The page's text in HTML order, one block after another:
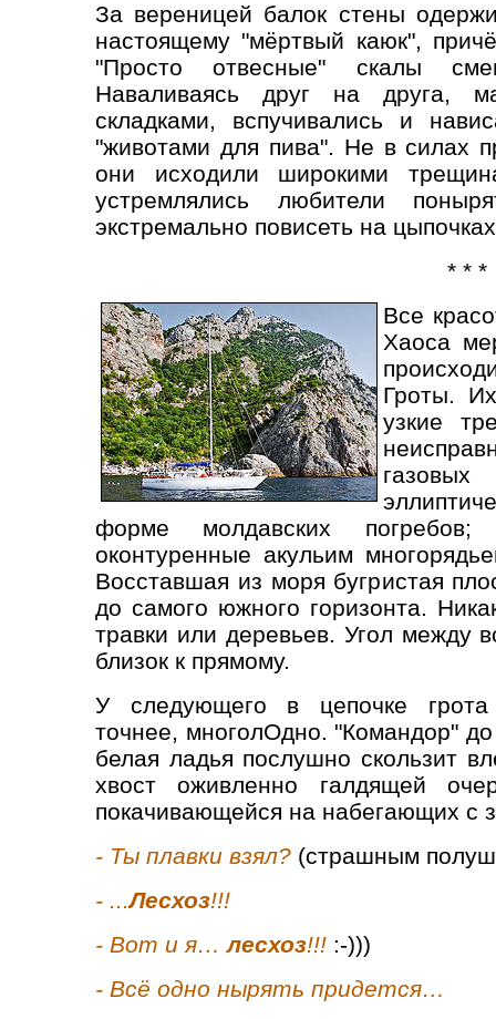
За вереницей балок стены
настоящему "мёртвый каюк",
"Просто отвесные" скалы
Наваливаясь друг на друга,
складками, вспучивались и
"животами для пива". Не в силах
они исходили широкими
устремлялись любители
экстремально повисеть на
* * *
Все
Хаоса
Гроты.
узкие
форме молдавских
оконтуренные акульим
Восставшая из моря бугристая
до самого южного горизонта.
травки или деревьев. Угол между
близок к прямому.
У следующего в цепочке грота
точнее, многолОдно. "Командор"
белая ладья послушно скользит
хвост оживленно галдящей
покачивающейся на набегающих с
- Ты плавки взял? (страшным
- ...Лесхоз!!!
- Вот и я…лесхоз!!! :-)))
- Всё одно нырять придется…